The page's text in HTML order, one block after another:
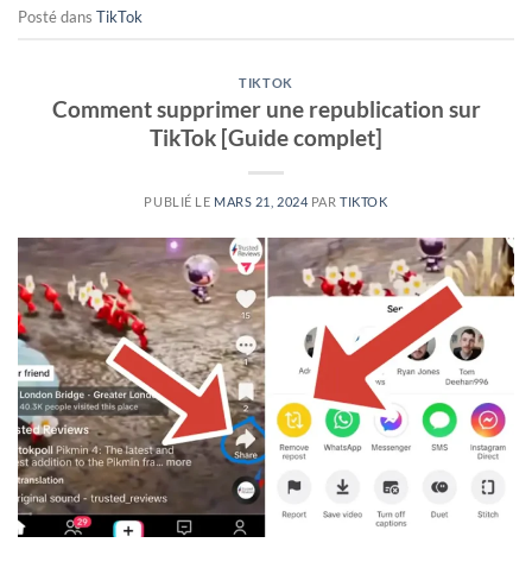
Posté dans TikTok
TIKTOK
Comment supprimer une republication sur
TikTok [Guide complet]
PUBLIÉ LE MARS 21, 2024 PARTIKTOK